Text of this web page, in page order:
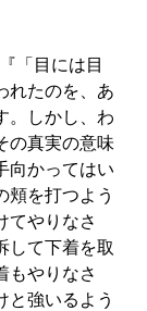
「目には目
れたのを、あ
。しかし、わ
の真実の意味
向かってはい
頬を打つよう
てやりなさ
して下着を取
もやりなさ
と強いるよう